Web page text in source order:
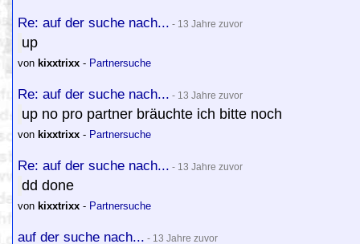
Re: auf der suche nach... - 13 Jahre zuvor
up
von kixxtrixx - Partnersuche
Re: auf der suche nach... - 13 Jahre zuvor
up no pro partner bräuchte ich bitte noch
von kixxtrixx - Partnersuche
Re: auf der suche nach... - 13 Jahre zuvor
dd done
von kixxtrixx - Partnersuche
auf der suche nach... - 13 Jahre zuvor